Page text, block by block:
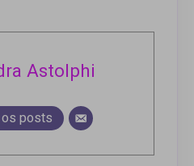
Astolphi
posts